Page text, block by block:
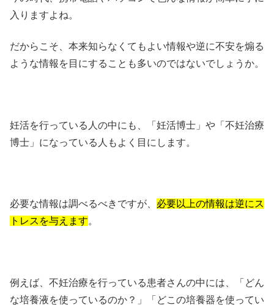
入りますよね。
だからこそ、本来知らなくてもよい情報や逆に不安を煽る
ような情報を目にすることも多いのではないでしょうか。
妊活を行っている人の中にも、「妊活博士」や「不妊治療
博士」になっている人もよく目にします。
必要な情報は調べるべきですが、 必要以上の情報は逆にス
トレスを与えます。
例えば、不妊治療を行っている患者さんの中には、「どん
な培養液を使っているのか？」「どこの培養器を使ってい